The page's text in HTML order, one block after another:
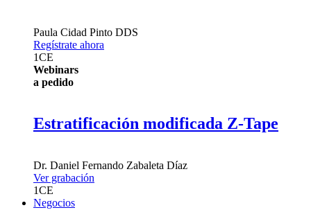
Paula Cidad Pinto DDS
Regístrate ahora
1CE
Webinars
a pedido
Estratificación modificada Z-Tape
Dr. Daniel Fernando Zabaleta Díaz
Ver grabación
1CE
Negocios